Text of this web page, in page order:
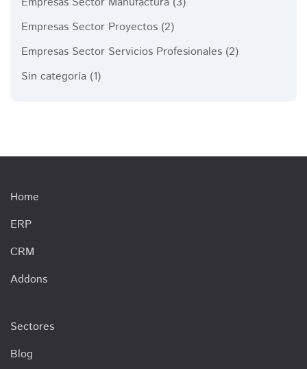
Empresas Sector Proyectos (2)
Empresas Sector Servicios Profesionales (2)
Sin categoría (1)
Home
ERP
CRM
Addons
Sectores
Blog